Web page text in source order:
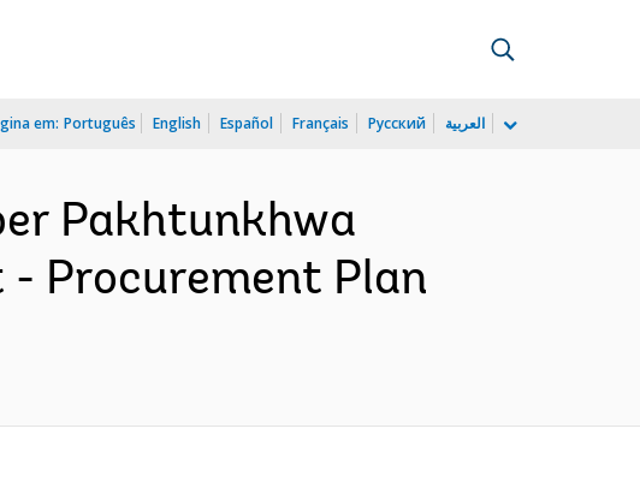
em: Português English Español Français Русский العربية
Pakhtunkhwa
Procurement Plan